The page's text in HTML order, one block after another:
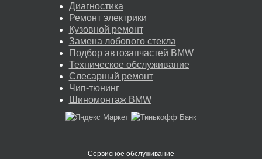
Диагностика
Ремонт электрики
Кузовной ремонт
Замена лобового стекла
Подбор автозапчастей BMW
Техническое обслуживание
Слесарный ремонт
Чип-тюнинг
Шиномонтаж BMW
Сервисное обслуживание